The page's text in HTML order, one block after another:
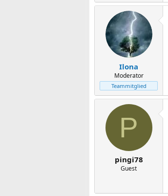
Ilona
Moderator
Teammitglied
P
pingi78
Guest